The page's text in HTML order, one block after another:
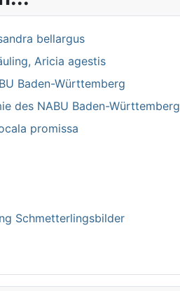
bellargus
Aricia agestis
Baden-Württemberg
des NABU Baden-Württemberg
promissa
Schmetterlingsbilder